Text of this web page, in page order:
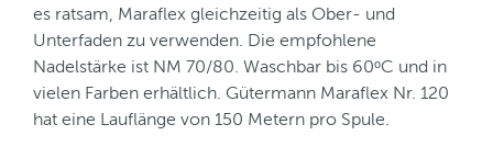
es ratsam, Maraflex gleichzeitig als Ober- und
Unterfaden zu verwenden. Die empfohlene
Nadelstärke ist NM 70/80. Waschbar bis 60ᵒC und in
vielen Farben erhältlich. Gütermann Maraflex Nr. 120
hat eine Lauflänge von 150 Metern pro Spule.